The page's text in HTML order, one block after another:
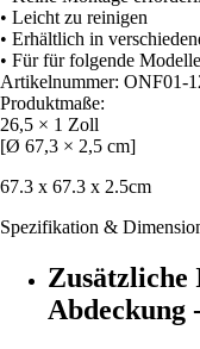
• Leicht zu reinigen
• Erhältlich in
• Für für folgende
Artikelnummer: ONF01-
Produktmaße:
26,5 × 1 Zoll
[Ø 67,3 × 2,5 cm]
67.3 x 67.3 x 2.5cm
Spezifikation &
Zusätzliche
Abdeckung